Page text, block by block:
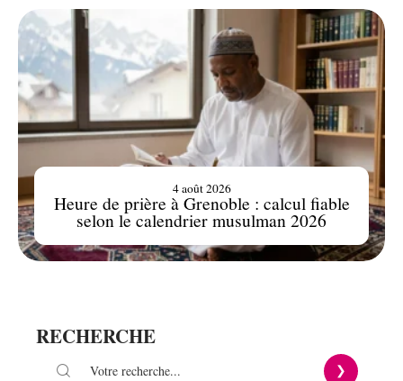
Heure de prière à Grenoble : calcul fiable
selon le calendrier musulman 2026
4 août 2026
RECHERCHE